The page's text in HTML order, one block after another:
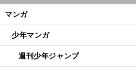
マンガ
少年マンガ
週刊少年ジャンプ